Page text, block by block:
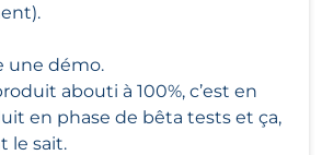
une démo.
abouti à 100%, c’est en
en phase de bêta tests et ça,
le sait.